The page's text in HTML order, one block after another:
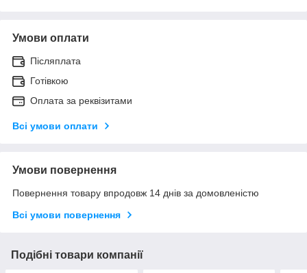
Умови оплати
Післяплата
Готівкою
Оплата за реквізитами
Всі умови оплати
Умови повернення
Повернення товару впродовж 14 днів за домовленістю
Всі умови повернення
Подібні товари компанії